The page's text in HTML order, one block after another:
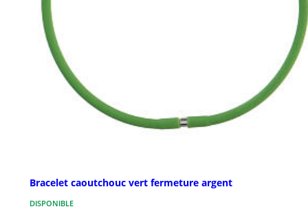
Bracelet caoutchouc vert fermeture argent
DISPONIBLE